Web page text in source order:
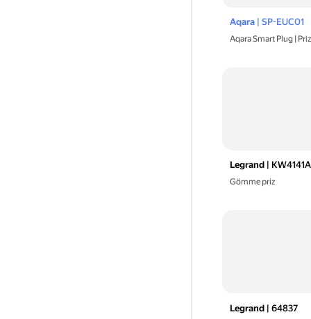
Aqara| SP-EUC01
Aqara Smart Plug | Priz
Legrand|
Gömme priz
Legrand| 64837